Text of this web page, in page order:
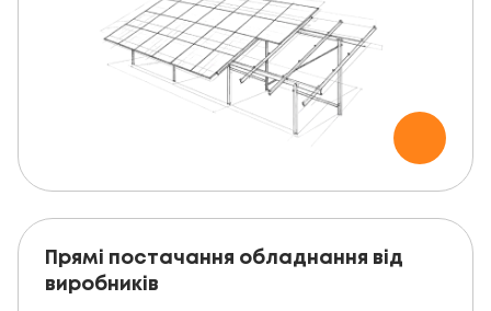
Прямі постачання обладнання від
виробників